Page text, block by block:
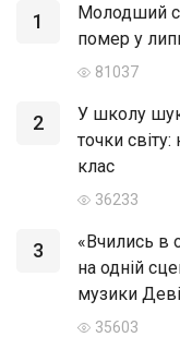
1
Молодший
помер у
81037
2
У школу
точки
клас
36233
3
«Вчились в
на одній
музики
35603